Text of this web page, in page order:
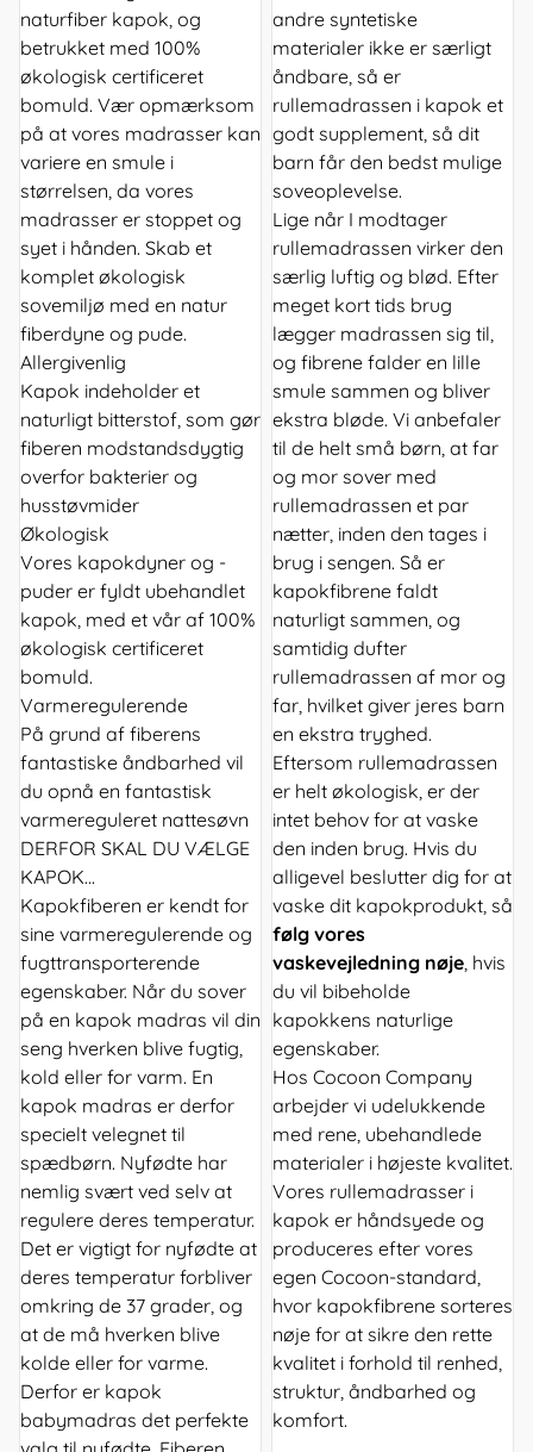
naturfiber kapok, og
betrukket med 100%
økologisk certificeret
bomuld. Vær opmærksom
på at vores madrasser kan
variere en smule i
størrelsen, da vores
madrasser er stoppet og
syet i hånden. Skab et
komplet økologisk
sovemiljø med en natur
fiberdyne og pude.
Allergivenlig
Kapok indeholder et
naturligt bitterstof, som gør
fiberen modstandsdygtig
overfor bakterier og
husstøvmider
Økologisk
Vores kapokdyner og -
puder er fyldt ubehandlet
kapok, med et vår af 100%
økologisk certificeret
bomuld.
Varmeregulerende
På grund af fiberens
fantastiske åndbarhed vil
du opnå en fantastisk
varmereguleret nattesøvn
DERFOR SKAL DU VÆLGE
KAPOK...
Kapokfiberen er kendt for
sine varmeregulerende og
fugttransporterende
egenskaber. Når du sover
på en kapok madras vil din
seng hverken blive fugtig,
kold eller for varm. En
kapok madras er derfor
specielt velegnet til
spædbørn. Nyfødte har
nemlig svært ved selv at
regulere deres temperatur.
Det er vigtigt for nyfødte at
deres temperatur forbliver
omkring de 37 grader, og
at de må hverken blive
kolde eller for varme.
Derfor er kapok
babymadras det perfekte
andre syntetiske
materialer ikke er særligt
åndbare, så er
rullemadrassen i kapok et
godt supplement, så dit
barn får den bedst mulige
soveoplevelse.
Lige når I modtager
rullemadrassen virker den
særlig luftig og blød. Efter
meget kort tids brug
lægger madrassen sig til,
og fibrene falder en lille
smule sammen og bliver
ekstra bløde. Vi anbefaler
til de helt små børn, at far
og mor sover med
rullemadrassen et par
nætter, inden den tages i
brug i sengen. Så er
kapokfibrene faldt
naturligt sammen, og
samtidig dufter
rullemadrassen af mor og
far, hvilket giver jeres barn
en ekstra tryghed.
Eftersom rullemadrassen
er helt økologisk, er der
intet behov for at vaske
den inden brug. Hvis du
alligevel beslutter dig for at
vaske dit kapokprodukt, så
følg vores
vaskevejledning nøje, hvis
du vil bibeholde
kapokkens naturlige
egenskaber.
Hos Cocoon Company
arbejder vi udelukkende
med rene, ubehandlede
materialer i højeste kvalitet.
Vores rullemadrasser i
kapok er håndsyede og
produceres efter vores
egen Cocoon-standard,
hvor kapokfibrene sorteres
nøje for at sikre den rette
kvalitet i forhold til renhed,
struktur, åndbarhed og
komfort.